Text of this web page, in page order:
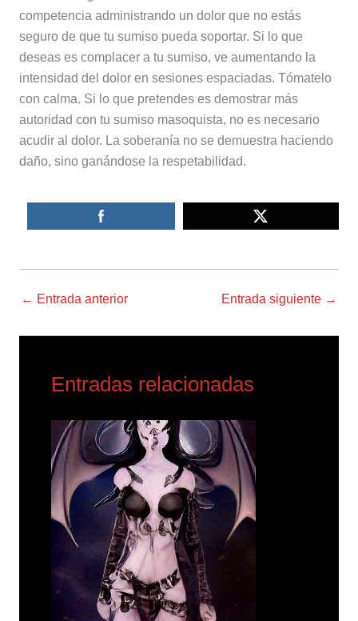
competencia administrando un dolor que no estás
seguro de que tu sumiso pueda soportar. Si lo que
deseas es complacer a tu sumiso, ve aumentando la
intensidad del dolor en sesiones espaciadas. Tómatelo
con calma. Si lo que pretendes es demostrar más
autoridad con tu sumiso masoquista, no es necesario
acudir al dolor. La soberanía no se demuestra haciendo
daño, sino ganándose la respetabilidad.
← Entrada anterior Entrada siguiente →
Entradas relacionadas